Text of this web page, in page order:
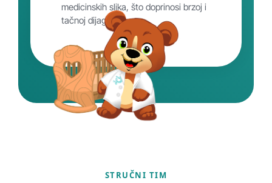
medicinskih slika, što doprinosi brzoj i
tačnoj dijagnozi.
STRUČNI TIM